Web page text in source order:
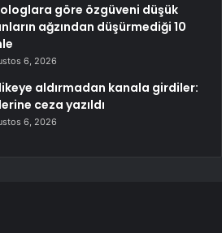
göre özgüveni düşük
ağzından düşürmediği 10
6, 2026
aldırmadan kanala girdiler:
ceza yazıldı
6, 2026